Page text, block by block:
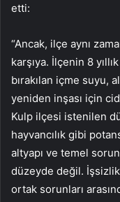
etti:
“Ancak, ilçe aynı
karşıya. İlçenin 8
bırakılan içme suyu,
yeniden inşası için
Kulp ilçesi istenilen
hayvancılık gibi
altyapı ve temel
düzeyde değil. İşsizlik
ortak sorunları